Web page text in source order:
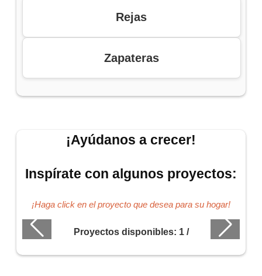
Rejas
Zapateras
¡Ayúdanos a crecer!
Inspírate con algunos proyectos:
¡Haga click en el proyecto que desea para su hogar!
Proyectos disponibles: 1/